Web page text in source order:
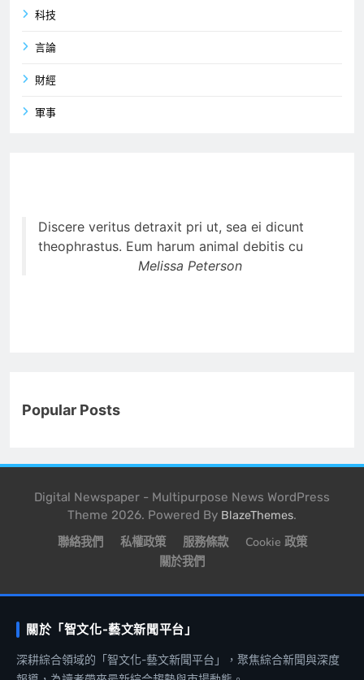
科技
言論
財經
軍事
Discere veritus detraxit pri ut, sea ei dicunt
theophrastus. Eum harum animal debitis cu
Melissa Peterson
Popular Posts
Digital Newspaper - Multipurpose News WordPress
Theme 2026. Powered By BlazeThemes.
聯絡我們 私權政策 服務條款
Cookie 政策
關於我們
關於「智文化-藝文新聞平台」
深耕綜合領域的「智文化-藝文新聞平台」，聚焦綜合新聞與深度